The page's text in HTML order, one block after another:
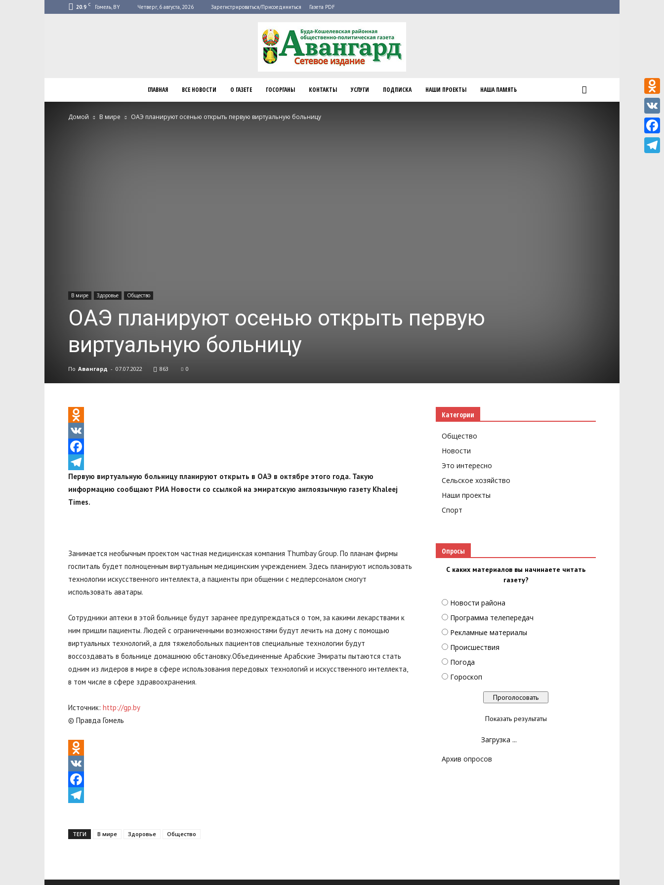
20.9 C Гомель, BY Четверг, 6 августа, 2026 Зарегистрироваться/Присоединиться Газета PDF
Буда-
Кошелево
|
Газета
ГЛАВНАЯ ВСЕ НОВОСТИ О ГАЗЕТЕ ГОСОРГАНЫ КОНТАКТЫ УСЛУГИ ПОДПИСКА НАШИ ПРОЕКТЫ НАША ПАМЯТЬ
Домой В мире ОАЭ планируют осенью открыть первую виртуальную больницу
В мире Здоровье Общество
ОАЭ планируют осенью открыть первую
виртуальную больницу
По Авангард - 07.07.2022 863 0
Odnoklassniki
VK
Facebook
Telegram
Первую виртуальную больницу планируют открыть в ОАЭ в октябре этого года. Такую
информацию сообщают РИА Новости со ссылкой на эмиратскую англоязычную газету Khaleej
Times.
Занимается необычным проектом частная медицинская компания Thumbay Group. По планам фирмы
госпиталь будет полноценным виртуальным медицинским учреждением. Здесь планируют использовать
технологии искусственного интеллекта, а пациенты при общении с медперсоналом смогут
использовать аватары.
Сотрудники аптеки в этой больнице будут заранее предупреждаться о том, за какими лекарствами к
ним пришли пациенты. Людей с ограниченными возможностями будут лечить на дому с помощью
виртуальных технологий, а для тяжелобольных пациентов специальные технологии будут
воссоздавать в больнице домашнюю обстановку.Объединенные Арабские Эмираты пытаются стать
одним из лидеров в мире в сфере использования передовых технологий и искусственного интеллекта,
в том числе в сфере здравоохранения.
Источник: http://gp.by
© Правда Гомель
Odnoklassniki
VK
Facebook
ТЕГИ В мире Здоровье Общество
Категории
Общество
Новости
Это интересно
Сельское хозяйство
Наши проекты
Спорт
Опросы
С каких материалов вы начинаете читать
газету?
Новости района
Программа телепередач
Рекламные материалы
Происшествия
Погода
Гороскоп
Показать результаты
Загрузка ...
Архив опросов
VK